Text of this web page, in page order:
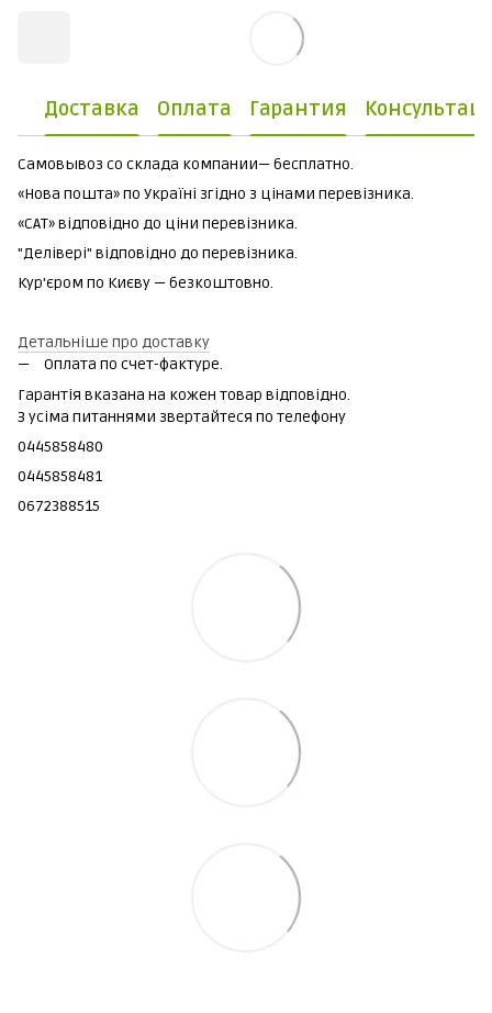
Доставка Оплата Гарантия
Самовывоз со склада компании— бесплатно.
«Нова пошта» по Україні згідно з цінами перевізника.
«САТ» відповідно до ціни перевізника.
"Делівері" відповідно до перевізника.
Кур'єром по Києву — безкоштовно.
Детальніше про доставку
Оплата по счет-фактуре.
Гарантія вказана на кожен товар відповідно.
З усіма питаннями звертайтеся по телефону
0445858480
0445858481
0672388515